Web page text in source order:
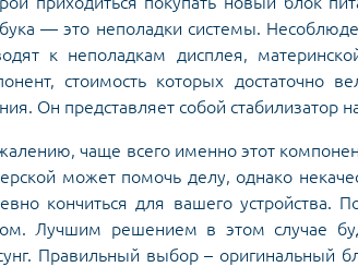
— это неполадки системы.
к неполадкам дисплея,
стоимость которых достаточно
Он представляет собой стабилизатор
чаще всего именно этот
может помочь делу, однако
кончиться для вашего устройства.
Лучшим решением в этом случае
Правильный выбор – оригинальный